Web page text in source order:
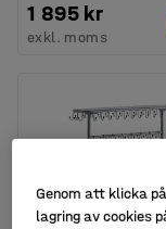
1 895 kr
exkl. moms
Genom att klicka
lagring av cookies